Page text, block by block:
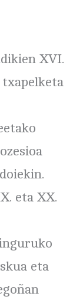
XVI.
txapelketa
eta XX.
eta